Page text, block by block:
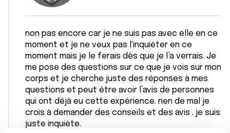
non pas encore car je ne suis pas avec elle en ce
moment et je ne veux pas l'inquiéter en ce
moment mais je le ferais dès que je l’a verrais. Je
me pose des questions sur ce que je vois sur mon
corps et je cherche juste des réponses à mes
questions et peut être avoir l’avis de personnes
qui ont déjà eu cette expérience. rien de mal je
crois à demander des conseils et des avis . je suis
juste inquiète.